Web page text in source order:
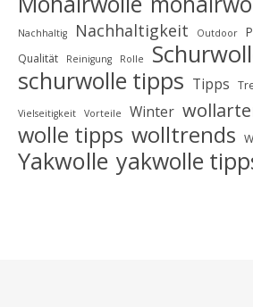
Nachhaltig Nachhaltigkeit Outdoor
Qualität Reinigung Rolle
schurwolle tipps Tipps
Vielseitigkeit Vorteile Winter
wolle tipps wolltrends
Yakwolle yakwolle